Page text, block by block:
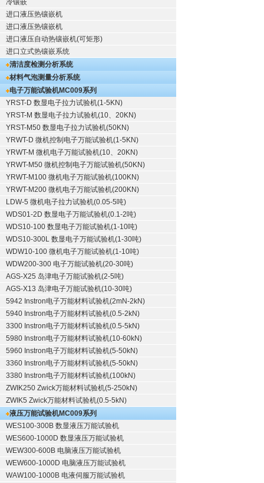
冷镶嵌
进口液压热镶嵌机
进口液压热镶嵌机
进口液压自动热镶嵌机(可矩形)
进口立式热镶嵌系统
清洁度检测分析系统
材料气泡测量分析系统
电子万能试验机MC009系列
YRST-D 数显电子拉力试验机(1-5KN)
YRST-M 数显电子拉力试验机(10、20KN)
YRST-M50 数显电子拉力试验机(50KN)
YRWT-D 微机控制电子万能试验机(1-5KN)
YRWT-M 微机电子万能试验机(10、20KN)
YRWT-M50 微机控制电子万能试验机(50KN)
YRWT-M100 微机电子万能试验机(100KN)
YRWT-M200 微机电子万能试验机(200KN)
LDW-5 微机电子拉力试验机(0.05-5吨)
WDS01-2D 数显电子万能试验机(0.1-2吨)
WDS10-100 数显电子万能试验机(1-10吨)
WDS10-300L 数显电子万能试验机(1-30吨)
WDW10-100 微机电子万能试验机(1-10吨)
WDW200-300 电子万能试验机(20-30吨)
AGS-X25 岛津电子万能试验机(2-5吨)
AGS-X13 岛津电子万能试验机(10-30吨)
5942 Instron电子万能材料试验机(2mN-2kN)
5940 Instron电子万能材料试验机(0.5-2kN)
3300 Instron电子万能材料试验机(0.5-5kN)
5980 Instron电子万能材料试验机(10-60kN)
5960 Instron电子万能材料试验机(5-50kN)
3360 Instron电子万能材料试验机(5-50kN)
3380 Instron电子万能材料试验机(100kN)
ZWIK250 Zwick万能材料试验机(5-250kN)
ZWIK5 Zwick万能材料试验机(0.5-5kN)
液压万能试验机MC009系列
WES100-300B 数显液压万能试验机
WES600-1000D 数显液压万能试验机
WEW300-600B 电脑液压万能试验机
WEW600-1000D 电脑液压万能试验机
WAW100-1000B 电液伺服万能试验机